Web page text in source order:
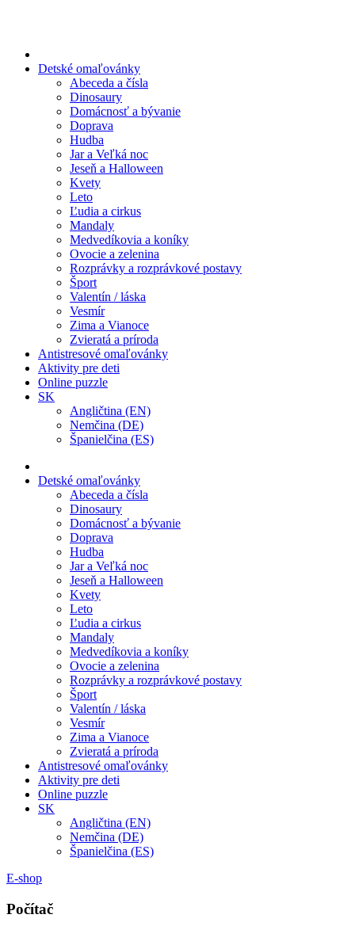
Detské omaľovánky
Abeceda a čísla
Dinosaury
Domácnosť a bývanie
Doprava
Hudba
Jar a Veľká noc
Jeseň a Halloween
Kvety
Leto
Ľudia a cirkus
Mandaly
Medvedíkovia a koníky
Ovocie a zelenina
Rozprávky a rozprávkové postavy
Šport
Valentín / láska
Vesmír
Zima a Vianoce
Zvieratá a príroda
Antistresové omaľovánky
Aktivity pre deti
Online puzzle
SK
Angličtina (EN)
Nemčina (DE)
Španielčina (ES)
Detské omaľovánky
Abeceda a čísla
Dinosaury
Domácnosť a bývanie
Doprava
Hudba
Jar a Veľká noc
Jeseň a Halloween
Kvety
Leto
Ľudia a cirkus
Mandaly
Medvedíkovia a koníky
Ovocie a zelenina
Rozprávky a rozprávkové postavy
Šport
Valentín / láska
Vesmír
Zima a Vianoce
Zvieratá a príroda
Antistresové omaľovánky
Aktivity pre deti
Online puzzle
SK
Angličtina (EN)
Nemčina (DE)
Španielčina (ES)
E-shop
Počítač